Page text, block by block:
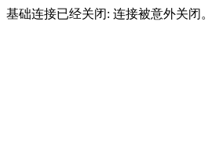
基础连接已经关闭: 连接被意外关闭。